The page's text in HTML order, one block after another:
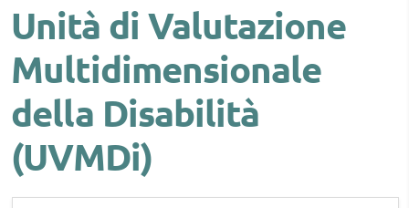
Unità di Valutazione
Multidimensionale
della Disabilità
(UVMDi)